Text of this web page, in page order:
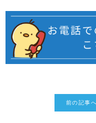
前の記事へ